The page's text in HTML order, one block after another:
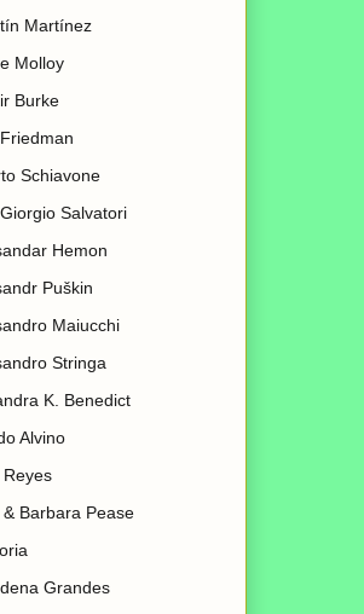
Martínez
Molloy
Burke
Schiavone
Salvatori
Hemon
Puškin
Maiucchi
Stringa
K. Benedict
Alvino
Reyes
& Barbara Pease
Grandes